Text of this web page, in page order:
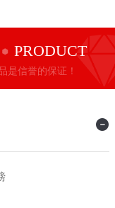
PRODUCT
是信誉的保证！